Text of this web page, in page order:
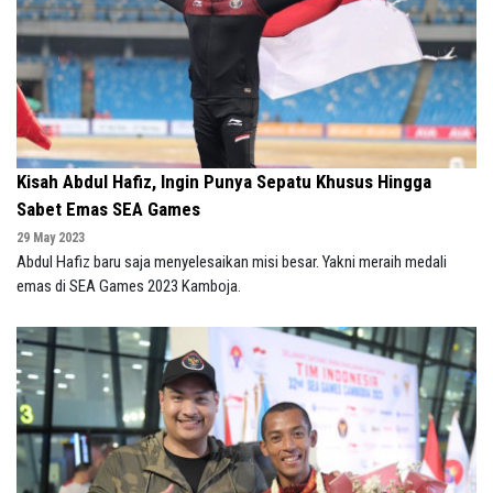
Kisah Abdul Hafiz, Ingin Punya Sepatu Khusus Hingga
Sabet Emas SEA Games
29 May 2023
Abdul Hafiz baru saja menyelesaikan misi besar. Yakni meraih medali
emas di SEA Games 2023 Kamboja.